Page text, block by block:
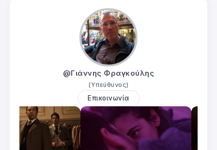
@Γιάννης Φραγκούλης
(Υπεύθυνος)
Επικοινωνία